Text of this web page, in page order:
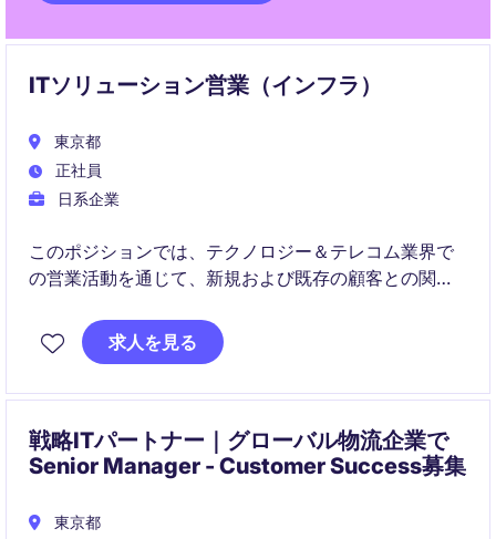
ITソリューション営業（インフラ）
東京都
正社員
日系企業
このポジションでは、テクノロジー＆テレコム業界で
の営業活動を通じて、新規および既存の顧客との関係
お客様のニーズを深く理解し、最適なソリューション
を提案していく役割を担います。
求人を見る
戦略ITパートナー｜グローバル物流企業で
Senior Manager - Customer Success募集
東京都